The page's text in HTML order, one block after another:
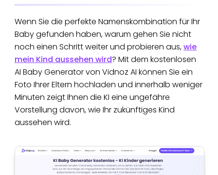
Wenn Sie die perfekte Namenskombination für Ihr
Baby gefunden haben, warum gehen Sie nicht
noch einen Schritt weiter und probieren aus,wie
mein Kind aussehen wird? Mit dem kostenlosen
AI Baby Generator von Vidnoz AI können Sie ein
Foto Ihrer Eltern hochladen und innerhalb weniger
Minuten zeigt Ihnen die KI eine ungefähre
Vorstellung davon, wie Ihr zukünftiges Kind
aussehen wird.